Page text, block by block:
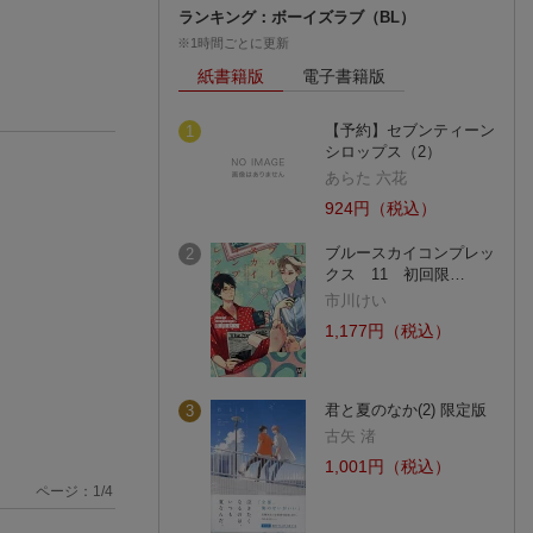
ページ： 1/4
ランキング：ボーイズラブ（BL）
※1時間ごとに更新
紙書籍版 電子書籍版
1
【予約】セブンティーン
シロップス（2）
あらた 六花
924円（税込）
2
ブルースカイコンプレッ
クス 11 初回限…
市川けい
1,177円（税込）
3
君と夏のなか(2) 限定版
古矢 渚
1,001円（税込）